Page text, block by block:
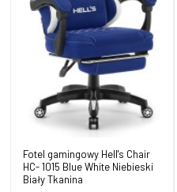
Fotel gamingowy Hell's Chair
HC- 1015 Blue White Niebieski
Biały Tkanina